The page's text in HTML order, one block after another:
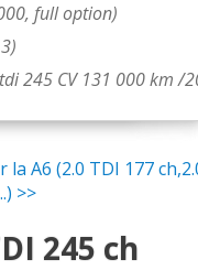
full option)
245 CV 131 000 km /
A6 (2.0 TDI 177
>>
245 ch